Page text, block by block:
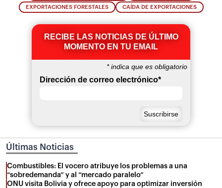
EXPORTACIONES FORESTALES CAÍDA DE EXPORTACIONES
RECIBE LAS NOTICIAS DE ÚLTIMO
MOMENTO EN TU EMAIL
*indica que es obligatorio
Dirección de correo electrónico*
Últimas Noticias
Combustibles: El vocero atribuye los problemas a una
“sobredemanda” y al “mercado paralelo”
ONU visita Bolivia y ofrece apoyo para optimizar inversión